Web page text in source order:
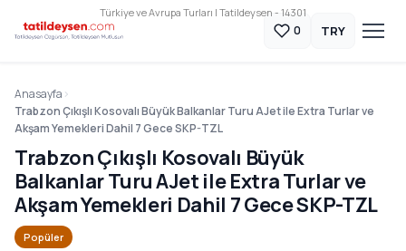
Türkiye ve Avrupa Turları | Tatildeysen - 14301
0 TRY
Anasayfa
Trabzon Çıkışlı Kosovalı Büyük Balkanlar Turu AJet ile Extra Turlar ve
Akşam Yemekleri Dahil 7 Gece SKP-TZL
Trabzon Çıkışlı Kosovalı Büyük
Balkanlar Turu AJet ile Extra Turlar ve
Akşam Yemekleri Dahil 7 Gece SKP-TZL
Popüler